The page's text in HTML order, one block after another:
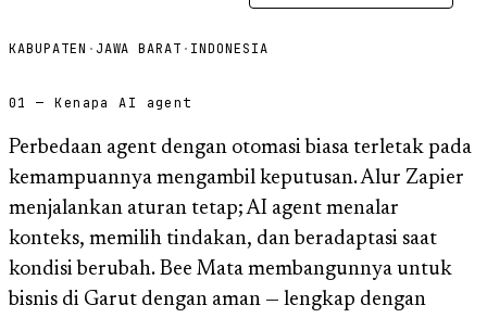
KABUPATEN · JAWA BARAT · INDONESIA
01 — Kenapa AI agent
Perbedaan agent dengan otomasi biasa terletak pada
kemampuannya mengambil keputusan. Alur Zapier
menjalankan aturan tetap; AI agent menalar
konteks, memilih tindakan, dan beradaptasi saat
kondisi berubah. Bee Mata membangunnya untuk
bisnis di Garut dengan aman — lengkap dengan